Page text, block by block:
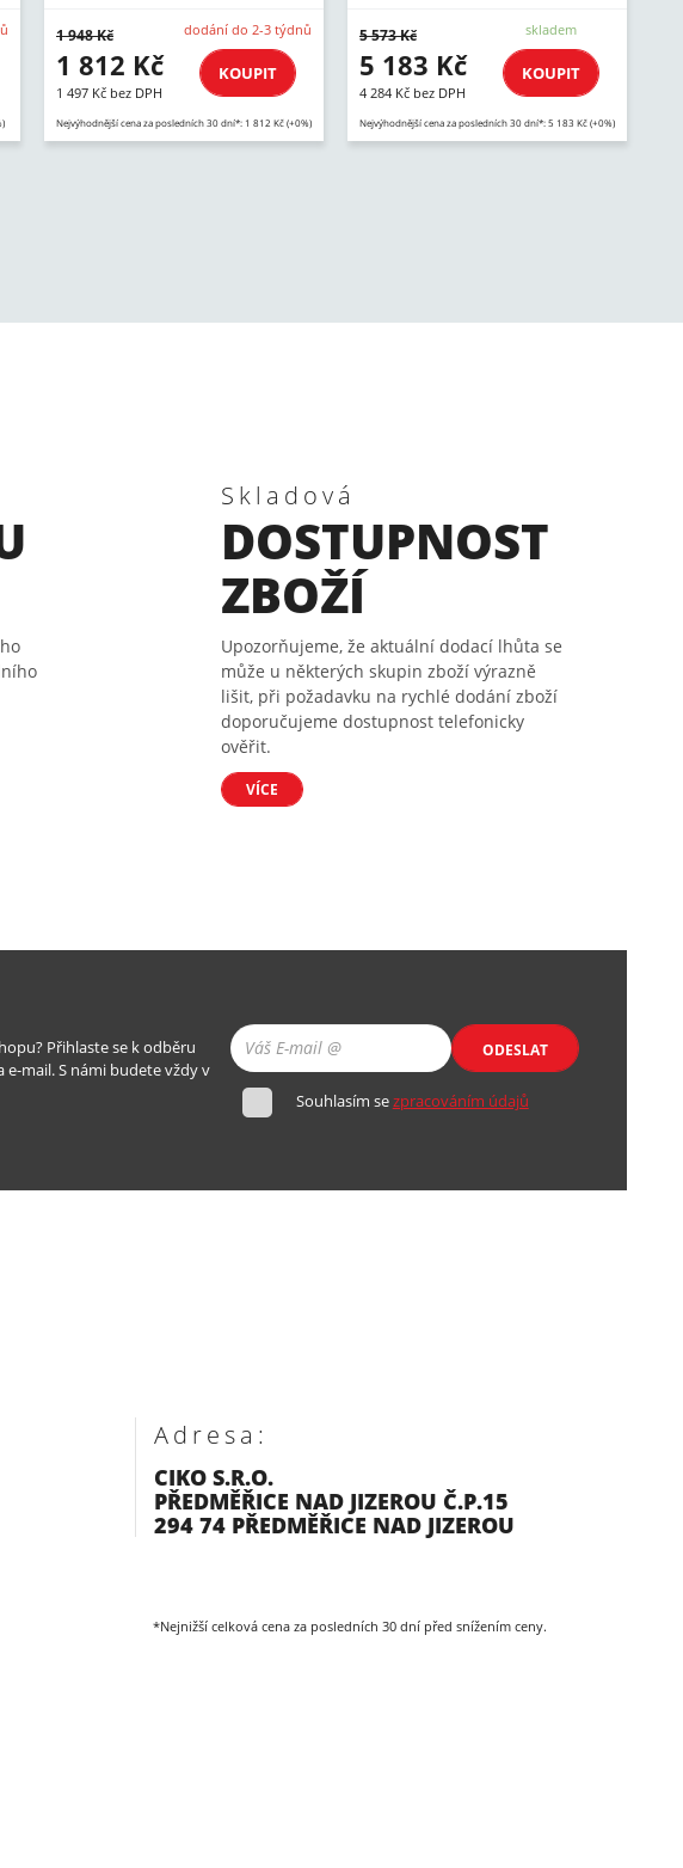
1 948 Kč
1 812 Kč
1 497 Kč bez DPH
dodání do 2-3 týdnů
KOUPIT
Nejvýhodnější cena za posledních 30 dní*: 1 812 Kč (+0%)
5 573 Kč
5 183 Kč
4 284 Kč bez DPH
skladem
KOUPIT
Nejvýhodnější cena za posledních 30 dní*: 5 183 Kč (+0%)
Skladová
DOSTUPNOST
ZBOŽÍ
Upozorňujeme, že aktuální dodací lhůta se
může u některých skupin zboží výrazně
lišit, při požadavku na rychlé dodání zboží
doporučujeme dostupnost telefonicky
ověřit.
VÍCE
Přihlaste se k odběru
mail. S námi budete vždy v
ODESLAT
Souhlasím sezpracováním údajů
Adresa:
CIKO S.R.O.
PŘEDMĚŘICE NAD JIZEROU Č.P.15
294 74 PŘEDMĚŘICE NAD JIZEROU
*Nejnižší celková cena za posledních 30 dní před snížením ceny.